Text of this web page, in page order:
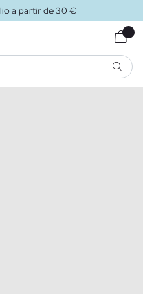
a partir de 30 €